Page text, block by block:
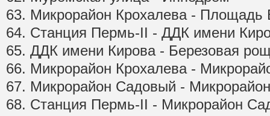
63. Микрорайон Крохалева - Площадь
64. Станция Пермь-II - ДДК имени
65. ДДК имени Кирова - Березовая
66. Микрорайон Крохалева -
67. Микрорайон Садовый -
68. Станция Пермь-II - Микрорайон